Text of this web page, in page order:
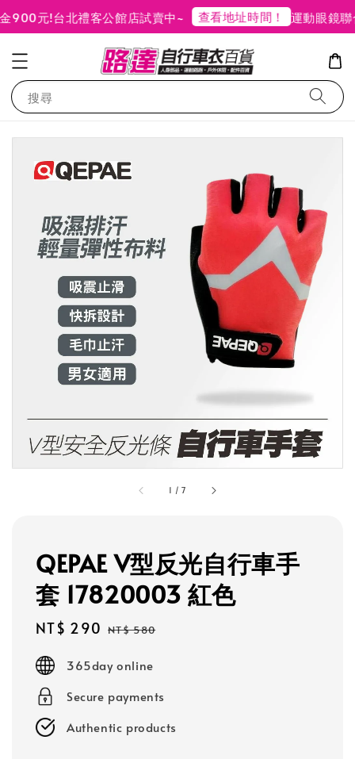
元!台北禮客公館店試賣中~ 查看地址時間！ 運動眼鏡聯
搜尋
1 /7
QEPAE V型反光自行車手
套 17820003 紅色
Sale
NT$ 290 Regular
NT$ 580
365day online
Secure payments
Authentic products